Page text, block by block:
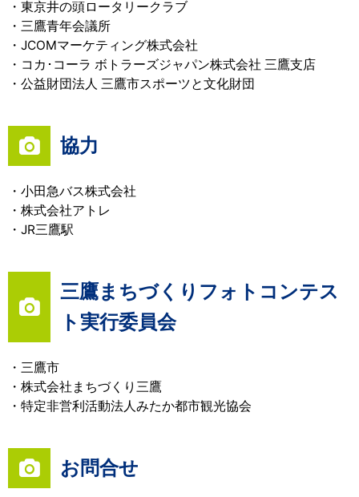
・東京井の頭ロータリークラブ
・三鷹青年会議所
・JCOMマーケティング株式会社
・コカ･コーラ ボトラーズジャパン株式会社 三鷹支店
・公益財団法人 三鷹市スポーツと文化財団
協力
・小田急バス株式会社
・株式会社アトレ
・JR三鷹駅
三鷹まちづくりフォトコンテス
ト実行委員会
・三鷹市
・株式会社まちづくり三鷹
・特定非営利活動法人みたか都市観光協会
お問合せ